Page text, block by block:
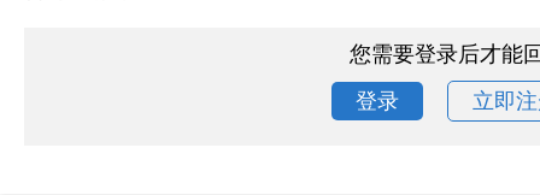
您需要登录后才能
登录
立即